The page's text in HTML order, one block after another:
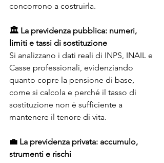
concorrono a costruirla.
🏛️ La previdenza pubblica: numeri,
limiti e tassi di sostituzione
Si analizzano i dati reali di INPS, INAIL e
Casse professionali, evidenziando
quanto copre la pensione di base,
come si calcola e perché il tasso di
sostituzione non è sufficiente a
mantenere il tenore di vita.
💼 La previdenza privata: accumulo,
strumenti e rischi